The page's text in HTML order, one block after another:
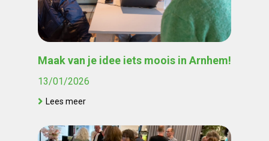
Maak van je idee iets moois in Arnhem!
13/01/2026
Lees meer